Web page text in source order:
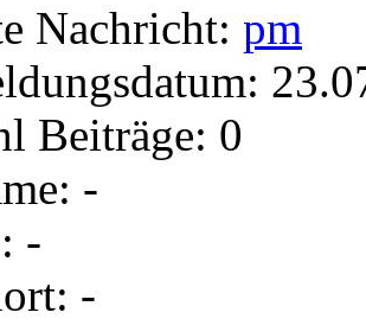
Nachricht: pm
Beiträge: 0
-
-
-